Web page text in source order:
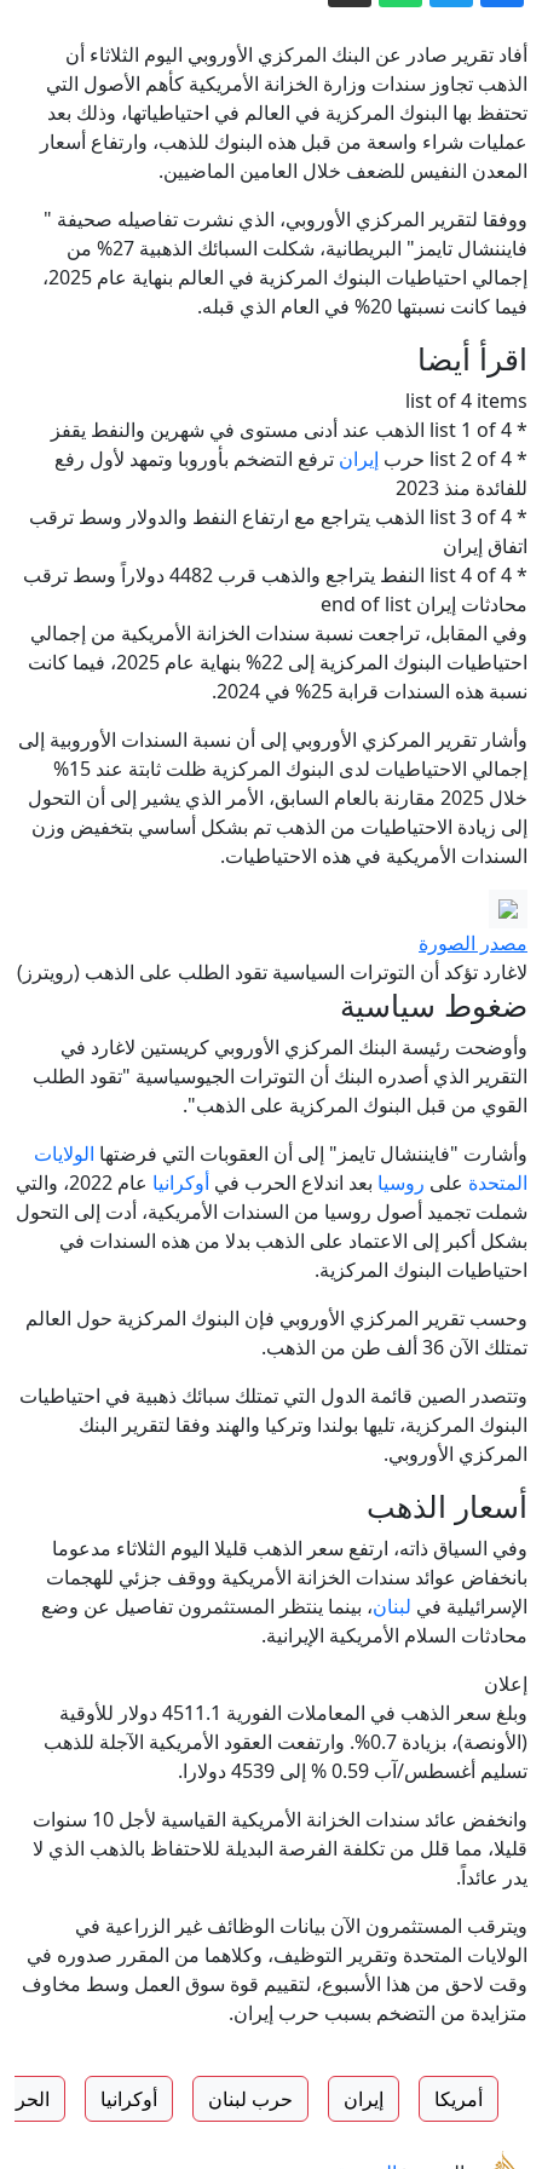
في السودان
السفارة الروسية لدى برلين: السياسيون
المحرضون على الحرب هم الخطر الحقيقي
على ألمانيا وليس روسيا
لماذا اختارت ميليشيا الحوثي هذا التوقيت
للتصعيد؟
"رغم ترسانتها المتطورة".. مسؤول أمني
إسرائيلي سابق: السعودية "نمر من ورق"
اتفاقية الدفاع المشترك بين السعودية
مسقط
أفاد تقرير صادر عن البنك المركزي الأوروبي اليوم الثلاثاء أن
الذهب تجاوز سندات وزارة الخزانة الأمريكية كأهم الأصول التي
تحتفظ بها البنوك المركزية في العالم في احتياطياتها، وذلك بعد
عمليات شراء واسعة من قبل هذه البنوك للذهب، وارتفاع أسعار
المعدن النفيس للضعف خلال العامين الماضيين.
ووفقا لتقرير المركزي الأوروبي، الذي نشرت تفاصيله صحيفة "
فايننشال تايمز" البريطانية، شكلت السبائك الذهبية 27% من
إجمالي احتياطيات البنوك المركزية في العالم بنهاية عام 2025،
فيما كانت نسبتها 20% في العام الذي قبله.
اقرأ أيضا
list of 4 items
* list 1 of 4 الذهب عند أدنى مستوى في شهرين والنفط يقفز
* list 2 of 4 حرب
إيران ترفع التضخم بأوروبا وتمهد لأول رفع
للفائدة منذ 2023
* list 3 of 4 الذهب يتراجع مع ارتفاع النفط والدولار وسط ترقب
اتفاق إيران
* list 4 of 4 النفط يتراجع والذهب قرب 4482 دولاراً وسط ترقب
محادثات إيران end of list
وفي المقابل، تراجعت نسبة سندات الخزانة الأمريكية من إجمالي
احتياطيات البنوك المركزية إلى 22% بنهاية عام 2025، فيما كانت
نسبة هذه السندات قرابة 25% في 2024.
وأشار تقرير المركزي الأوروبي إلى أن نسبة السندات الأوروبية إلى
إجمالي الاحتياطيات لدى البنوك المركزية ظلت ثابتة عند 15%
خلال 2025 مقارنة بالعام السابق، الأمر الذي يشير إلى أن التحول
إلى زيادة الاحتياطيات من الذهب تم بشكل أساسي بتخفيض وزن
السندات الأمريكية في هذه الاحتياطيات.
مصدر الصورة
لاغارد تؤكد أن التوترات السياسية تقود الطلب على الذهب (رويترز)
ضغوط سياسية
وأوضحت رئيسة البنك المركزي الأوروبي كريستين لاغارد في
التقرير الذي أصدره البنك أن التوترات الجيوسياسية "تقود الطلب
القوي من قبل البنوك المركزية على الذهب".
وأشارت "فايننشال تايمز" إلى أن العقوبات التي فرضتها الولايات
المتحدة على روسيا بعد اندلاع الحرب في أوكرانيا
عام 2022، والتي
شملت تجميد أصول روسيا من السندات الأمريكية، أدت إلى التحول
بشكل أكبر إلى الاعتماد على الذهب بدلا من هذه السندات في
احتياطيات البنوك المركزية.
وحسب تقرير المركزي الأوروبي فإن البنوك المركزية حول العالم
تمتلك الآن 36 ألف طن من الذهب.
وتتصدر الصين قائمة الدول التي تمتلك سبائك ذهبية في احتياطيات
البنوك المركزية، تليها بولندا وتركيا والهند وفقا لتقرير البنك
المركزي الأوروبي.
أسعار الذهب
وفي السياق ذاته، ارتفع سعر الذهب قليلا اليوم الثلاثاء مدعوما
بانخفاض ⁠⁠⁠⁠عوائد سندات الخزانة ⁠⁠⁠⁠الأمريكية ووقف جزئي للهجمات
الإسرائيلية في لبنان، بينما ينتظر المستثمرون تفاصيل عن وضع
محادثات السلام الأمريكية الإيرانية.
إعلان
وبلغ ⁠⁠⁠⁠سعر الذهب في المعاملات الفورية 4511.1 دولار للأوقية
(الأونصة)، بزيادة 0.7%. وارتفعت العقود الأمريكية الآجلة للذهب
تسليم أغسطس/آب 0.59 % إلى 4539 دولارا.
وانخفض عائد سندات الخزانة الأمريكية القياسية لأجل 10 سنوات
قليلا، مما قلل من تكلفة الفرصة البديلة للاحتفاظ بالذهب الذي لا
يدر عائداً.
ويترقب المستثمرون الآن بيانات الوظائف غير الزراعية في
الولايات المتحدة وتقرير التوظيف، وكلاهما من المقرر صدوره في
وقت لاحق ⁠⁠⁠⁠من هذا الأسبوع، لتقييم قوة سوق العمل ⁠⁠⁠⁠وسط مخاوف
متزايدة من التضخم بسبب حرب إيران.
أمريكا إيران حرب لبنان أوكرانيا